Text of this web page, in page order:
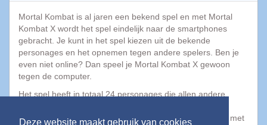
Deze website maakt gebruik van cookies
Bestanden
comprimeren
Computer
onderhoud
Alle
software
categorieën
Mortal Kombat is al jaren een bekend spel en met Mortal
Kombat X wordt het spel eindelijk naar de smartphones
gebracht. Je kunt in het spel kiezen uit de bekende
personages en het opnemen tegen andere spelers. Ben je
even niet online? Dan speel je Mortal Kombat X gewoon
tegen de computer.
Het spel heeft in totaal 24 personages die allen andere
Mortal Kombat X ook mogelijk om de arena te betreden met